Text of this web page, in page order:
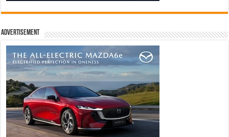
Advertisement